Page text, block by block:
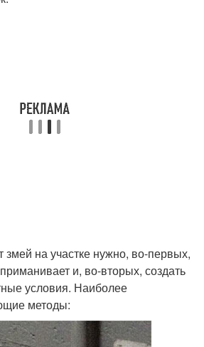
змей на участке нужно, во-первых,
и, во-вторых, создать
условия. Наиболее
методы: